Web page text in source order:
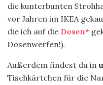
die kunterbunten
vor Jahren im IKEA
die ich auf die Dosen*
Dosenwerfen!).
Außerdem findest du in
Tischkärtchen für die